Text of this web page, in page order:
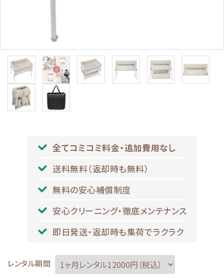
全てコミコミ料金・追加費用なし
送料無料（返却時も無料）
無料の安心補償制度
安心クリーニング・徹底メンテナンス
即日発送・返却時も集荷でラクラク
レンタル期間